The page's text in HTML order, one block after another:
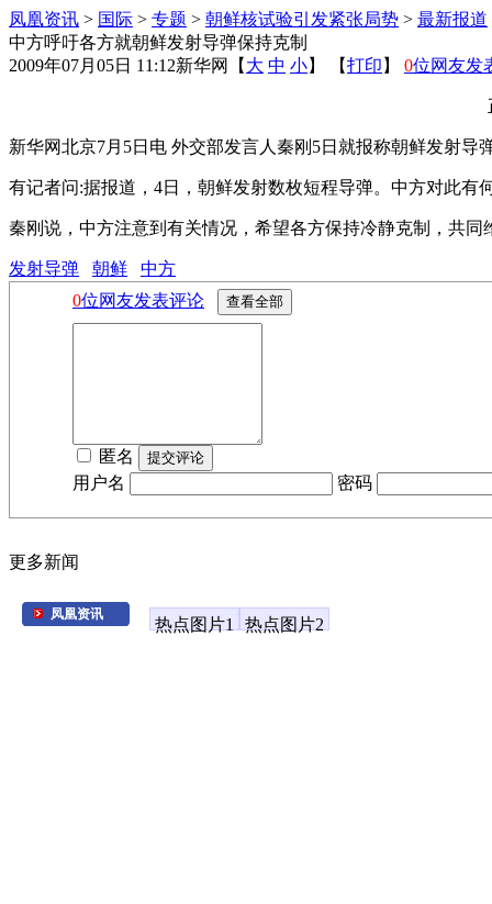
凤凰资讯 > 国际 > 专题 > 朝鲜核试验引发紧张局势 > 最新报道
中方呼吁各方就朝鲜发射导弹保持克制
2009年07月05日 11:12新华网 【 大 中 小】 【打印 】 0位网友发
新华网北京7月5日电 外交部发言人秦刚5日就报称朝鲜发射导
有记者问:据报道，4日，朝鲜发射数枚短程导弹。中方对此有
秦刚说，中方注意到有关情况，希望各方保持冷静克制，共同
发射导弹 朝鲜
中方
0位网友发表评论
匿名
用户名
密码
更多新闻
凤凰资讯
热点图片1 热点图片2